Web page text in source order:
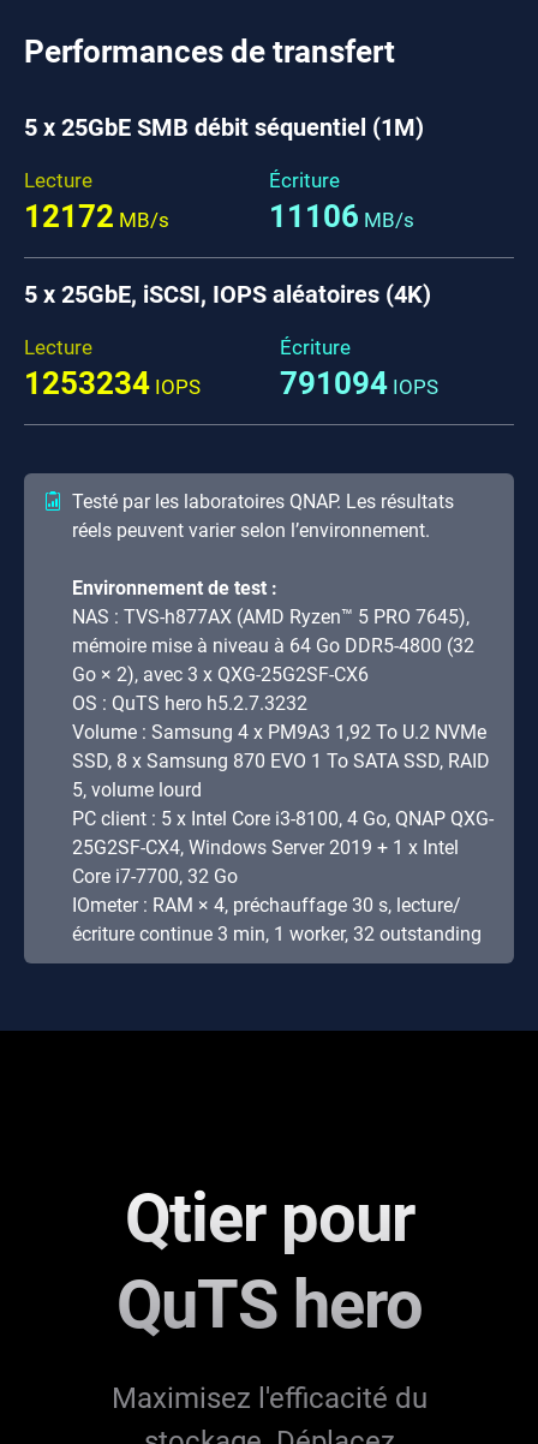
Performances de transfert
5 x 25GbE SMB débit séquentiel (1M)
Lecture
12172 MB/s
Écriture
11106 MB/s
5 x 25GbE, iSCSI, IOPS aléatoires (4K)
Lecture
1253234 IOPS
Écriture
791094 IOPS
Testé par les laboratoires QNAP. Les résultats
réels peuvent varier selon l’environnement.
Environnement de test :
NAS : TVS-h877AX (AMD Ryzen™ 5 PRO 7645),
mémoire mise à niveau à 64 Go DDR5-4800 (32
Go × 2), avec 3 x QXG-25G2SF-CX6
OS : QuTS hero h5.2.7.3232
Volume : Samsung 4 x PM9A3 1,92 To U.2 NVMe
SSD, 8 x Samsung 870 EVO 1 To SATA SSD, RAID
5, volume lourd
PC client : 5 x Intel Core i3-8100, 4 Go, QNAP QXG-
25G2SF-CX4, Windows Server 2019 + 1 x Intel
Core i7-7700, 32 Go
IOmeter : RAM × 4, préchauffage 30 s, lecture/
écriture continue 3 min, 1 worker, 32 outstanding
Qtier pour
QuTS hero
Maximisez l'efficacité du